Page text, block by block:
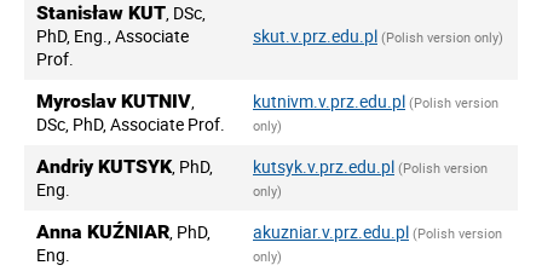
Stanisław KUT, DSc,
PhD, Eng., Associate
Prof.
skut.v.prz.edu.pl (Polish version only)
Myroslav KUTNIV,
DSc, PhD, Associate Prof.
kutnivm.v.prz.edu.pl (Polish version
only)
Andriy KUTSYK, PhD,
Eng.
kutsyk.v.prz.edu.pl (Polish version
only)
Anna KUŹNIAR, PhD,
Eng.
akuzniar.v.prz.edu.pl (Polish version
only)